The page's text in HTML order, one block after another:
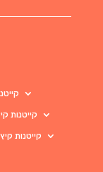
קייטנות
קייטנות